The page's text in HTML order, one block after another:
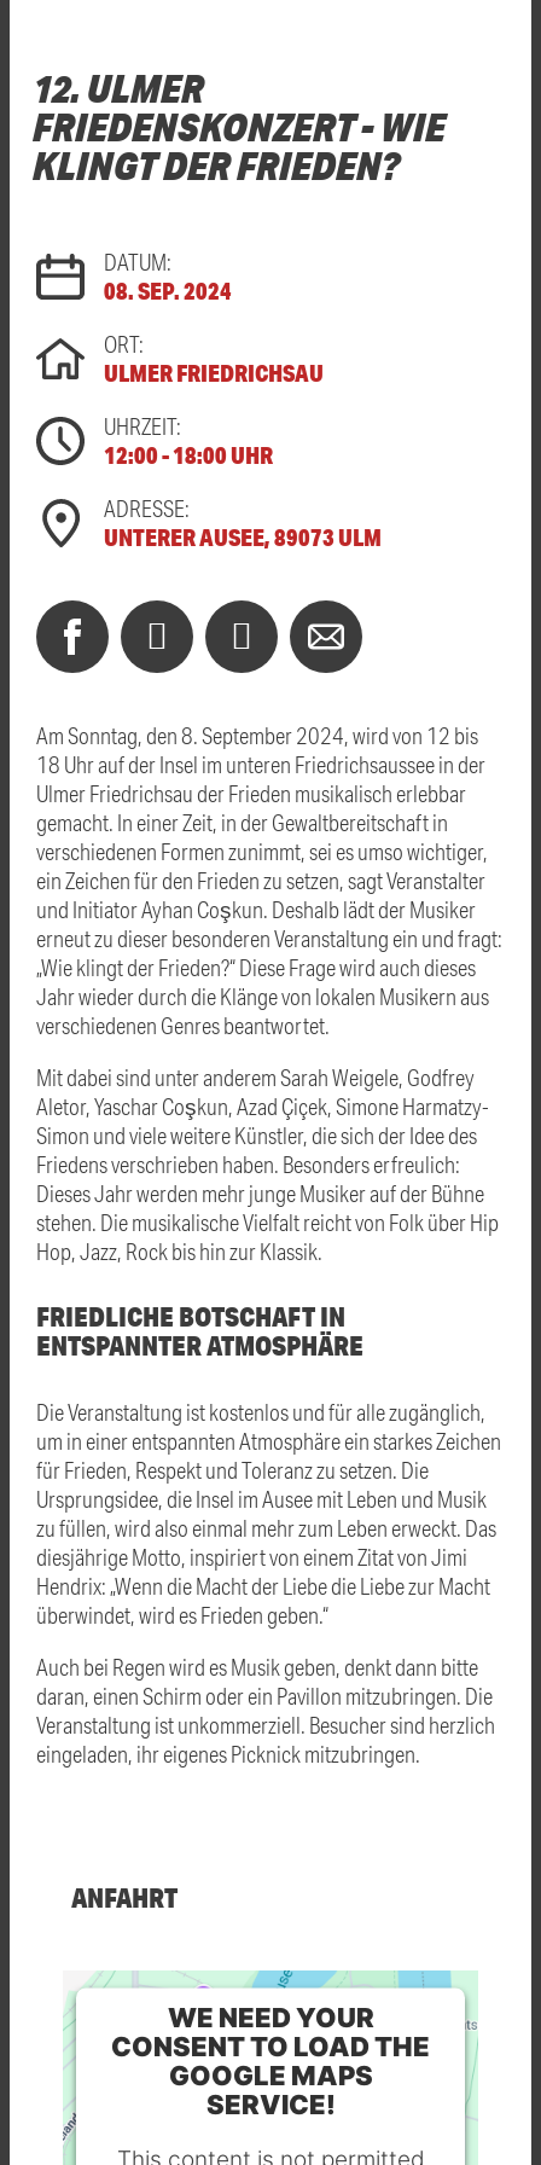
12. ULMER
FRIEDENSKONZERT - WIE
KLINGT DER FRIEDEN?
DATUM:
08. SEP. 2024
ORT:
ULMER FRIEDRICHSAU
UHRZEIT:
12:00 - 18:00 UHR
ADRESSE:
UNTERER AUSEE, 89073 ULM
Am Sonntag, den 8. September 2024, wird von 12 bis
18 Uhr auf der Insel im unteren Friedrichsaussee in der
Ulmer Friedrichsau der Frieden musikalisch erlebbar
gemacht. In einer Zeit, in der Gewaltbereitschaft in
verschiedenen Formen zunimmt, sei es umso wichtiger,
ein Zeichen für den Frieden zu setzen, sagt Veranstalter
und Initiator Ayhan Coşkun. Deshalb lädt der Musiker
erneut zu dieser besonderen Veranstaltung ein und fragt:
„Wie klingt der Frieden?“ Diese Frage wird auch dieses
Jahr wieder durch die Klänge von lokalen Musikern aus
verschiedenen Genres beantwortet.
Mit dabei sind unter anderem Sarah Weigele, Godfrey
Aletor, Yaschar Coşkun, Azad Çiçek, Simone Harmatzy-
Simon und viele weitere Künstler, die sich der Idee des
Friedens verschrieben haben. Besonders erfreulich:
Dieses Jahr werden mehr junge Musiker auf der Bühne
stehen. Die musikalische Vielfalt reicht von Folk über Hip
Hop, Jazz, Rock bis hin zur Klassik.
FRIEDLICHE BOTSCHAFT IN
ENTSPANNTER ATMOSPHÄRE
Die Veranstaltung ist kostenlos und für alle zugänglich,
um in einer entspannten Atmosphäre ein starkes Zeichen
für Frieden, Respekt und Toleranz zu setzen. Die
Ursprungsidee, die Insel im Ausee mit Leben und Musik
zu füllen, wird also einmal mehr zum Leben erweckt. Das
diesjährige Motto, inspiriert von einem Zitat von Jimi
Hendrix: „Wenn die Macht der Liebe die Liebe zur Macht
überwindet, wird es Frieden geben.“
Auch bei Regen wird es Musik geben, denkt dann bitte
daran, einen Schirm oder ein Pavillon mitzubringen. Die
Veranstaltung ist unkommerziell. Besucher sind herzlich
eingeladen, ihr eigenes Picknick mitzubringen.
ANFAHRT
WE NEED YOUR
CONSENT TO LOAD THE
GOOGLE MAPS
SERVICE!
This content is not permitted